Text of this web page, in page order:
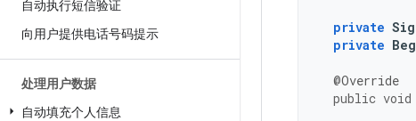
自动执行短信验证
向用户提供电话号码提示
处理用户数据
自动填充个人信息
private
private
@Override
public void